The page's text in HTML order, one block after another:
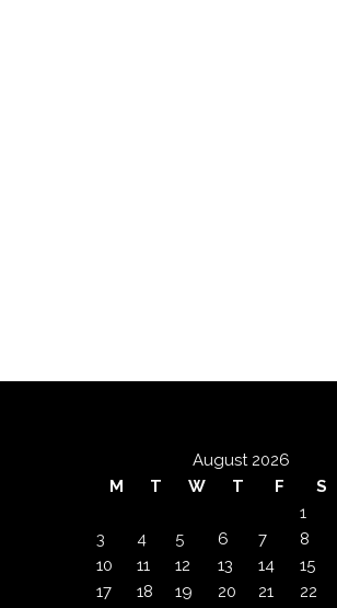
August 2026
M
T W T F S
1
3
4 5 6 7 8
10
11 12 13 14 15
17
18 19 20 21 22